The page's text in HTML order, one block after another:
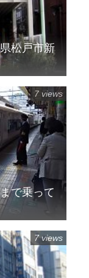
松戸市新
で乗って
7 views
7 views